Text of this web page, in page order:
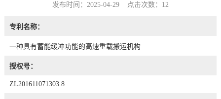
发布时间：2025-04-29 点击次数： 12
专利名称：
一种具有蓄能缓冲功能的高速重载搬运机构
授权号：
ZL201611071303.8